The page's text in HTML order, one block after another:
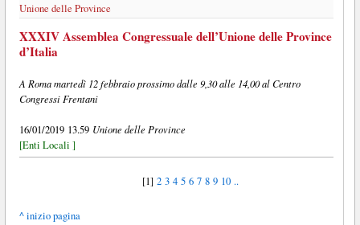
Unione delle Province
XXXIV Assemblea Congressuale dell’Unione delle Province
d’Italia
A Roma martedì 12 febbraio prossimo dalle 9,30 alle 14,00 al Centro
Congressi Frentani
16/01/2019 13.59 Unione delle Province
[Enti Locali ]
[1]2 3 4 5 6 7 8 9 10 ..
^ inizio pagina